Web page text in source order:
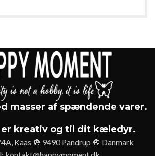
masser af spændende varer.
kreativ og til dit kæledyr.
Kaas 🔘 9490 Pandrup 🔘 Danmark